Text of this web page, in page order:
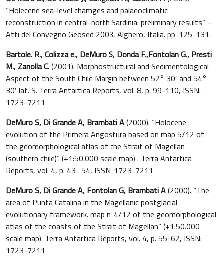
“Holecene sea-level chamges and palaeoclimatic
reconstruction in central-north Sardinia: preliminary results” –
Atti del Convegno Geosed 2003, Alghero, Italia. pp .125-131.
Bartole. R., Colizza e., DeMuro S, Donda F.,Fontolan G., Presti
M., Zanolla C.(2001). Morphostructural and Sedimentological
Aspect of the South Chile Margin between 52° 30′ and 54°
30′ lat. S. Terra Antartica Reports, vol. 8, p. 99-110, ISSN:
1723-7211
DeMuro S, Di Grande A, Brambati A(2000). “Holocene
evolution of the Primera Angostura based on map 5/12 of
the geomorphological atlas of the Strait of Magellan
(southern chile)”. (+1:50.000 scale map) . Terra Antartica
Reports, vol. 4, p. 43- 54, ISSN: 1723-7211
DeMuro S, Di Grande A, Fontolan G, Brambati A(2000). “The
area of Punta Catalina in the Magellanic postglacial
evolutionary framework. map n. 4/12 of the geomorphological
atlas of the coasts of the Strait of Magellan” (+1:50.000
scale map). Terra Antartica Reports, vol. 4, p. 55-62, ISSN:
1723-7211